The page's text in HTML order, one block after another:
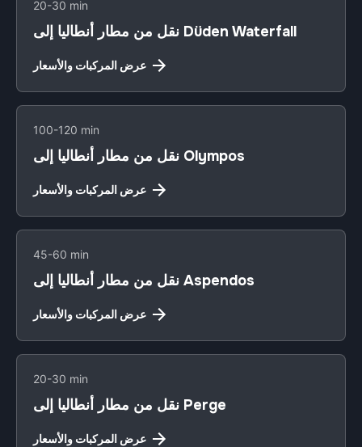
20-30 min
نقل من مطار أنطاليا إلى Düden Waterfall
عرض المركبات والأسعار
100-120 min
نقل من مطار أنطاليا إلى Olympos
عرض المركبات والأسعار
45-60 min
نقل من مطار أنطاليا إلى Aspendos
عرض المركبات والأسعار
20-30 min
نقل من مطار أنطاليا إلى Perge
عرض المركبات والأسعار